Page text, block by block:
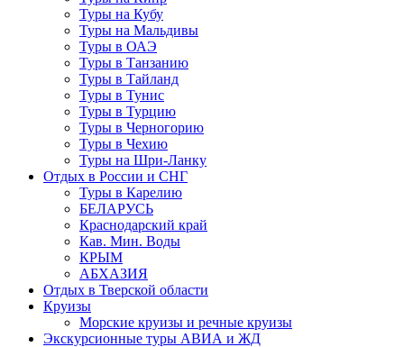
Туры на Кубу
Туры на Мальдивы
Туры в ОАЭ
Туры в Танзанию
Туры в Тайланд
Туры в Тунис
Туры в Турцию
Туры в Черногорию
Туры в Чехию
Туры на Шри-Ланку
Отдых в России и СНГ
Туры в Карелию
БЕЛАРУСЬ
Краснодарский край
Кав. Мин. Воды
КРЫМ
АБХАЗИЯ
Отдых в Тверской области
Круизы
Морские круизы и речные круизы
Экскурсионные туры АВИА и ЖД